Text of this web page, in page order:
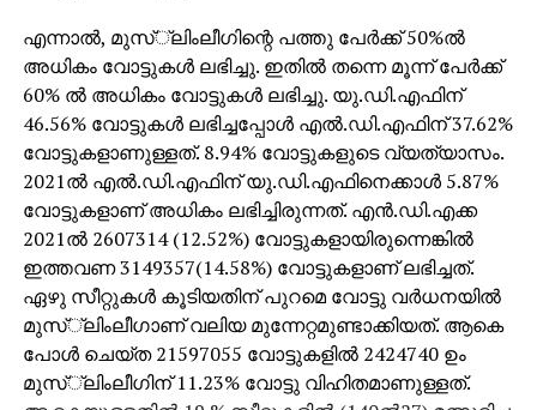
എന്നാല്‍, മുസ്്‌ലിംലീഗിന്റെ പത്തു പേര്‍ക്ക് 50%ല്‍
അധികം വോട്ടുകള്‍ ലഭിച്ചു. ഇതില്‍ തന്നെ മൂന്ന് പേര്‍ക്ക്
60% ല്‍ അധികം വോട്ടുകള്‍ ലഭിച്ചു. യു.ഡി.എഫിന്
46.56% വോട്ടുകള്‍ ലഭിച്ചപ്പോള്‍ എല്‍.ഡി.എഫിന് 37.62%
വോട്ടുകളാണുള്ളത്. 8.94% വോട്ടുകളുടെ വ്യത്യാസം.
2021ല്‍ എല്‍.ഡി.എഫിന് യു.ഡി.എഫിനെക്കാള്‍ 5.87%
വോട്ടുകളാണ് അധികം ലഭിച്ചിരുന്നത്. എന്‍.ഡി.എക്ക
2021ല്‍ 2607314 (12.52%) വോട്ടുകളായിരുന്നെങ്കില്‍
ഇത്തവണ 3149357(14.58%) വോട്ടുകളാണ് ലഭിച്ചത്.
ഏഴു സീറ്റുകള്‍ കൂടിയതിന് പുറമെ വോട്ടു വര്‍ധനയില്‍
മുസ്്‌ലിംലീഗാണ് വലിയ മുന്നേറ്റമുണ്ടാക്കിയത്. ആകെ
പോള്‍ ചെയ്ത 21597055 വോട്ടുകളില്‍ 2424740 ഉം
മുസ്്‌ലിംലീഗിന് 11.23% വോട്ടു വിഹിതമാണുള്ളത്.